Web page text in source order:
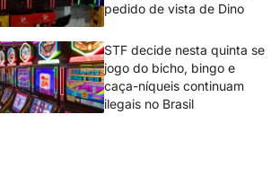
pedido de vista de Dino
STF decide nesta quinta se
jogo do bicho, bingo e
caça-níqueis continuam
ilegais no Brasil